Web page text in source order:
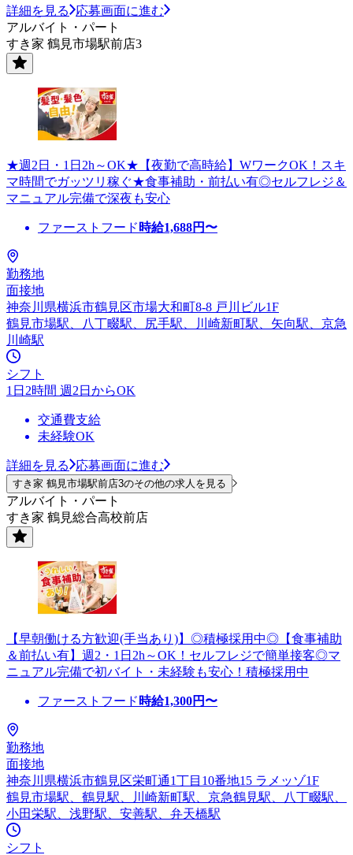
詳細を見る
応募画面に進む
アルバイト・パート
すき家 鶴見市場駅前店3
★週2日・1日2h～OK★【夜勤で高時給】WワークOK！スキ
マ時間でガッツリ稼ぐ★食事補助・前払い有◎セルフレジ＆
マニュアル完備で深夜も安心
ファーストフード 時給1,688円〜
勤務地
面接地
神奈川県横浜市鶴見区市場大和町8-8 戸川ビル1F
鶴見市場駅、八丁畷駅、尻手駅、川崎新町駅、矢向駅、京急
川崎駅
シフト
1日2時間 週2日からOK
交通費支給
未経験OK
詳細を見る 応募画面に進む
すき家 鶴見市場駅前店3のその他の求人を見る
アルバイト・パート
すき家 鶴見総合高校前店
【早朝働ける方歓迎(手当あり)】◎積極採用中◎【食事補助
＆前払い有】週2・1日2h～OK！セルフレジで簡単接客◎マ
ニュアル完備で初バイト・未経験も安心！積極採用中
ファーストフード 時給1,300円〜
勤務地
面接地
神奈川県横浜市鶴見区栄町通1丁目10番地15 ラメッゾ1F
鶴見市場駅、鶴見駅、川崎新町駅、京急鶴見駅、八丁畷駅、
小田栄駅、浅野駅、安善駅、弁天橋駅
シフト